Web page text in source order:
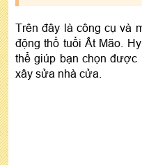
Trên đây là công cụ và
động thổ tuổi Ất Mão.
thể giúp bạn chọn được
xây sửa nhà cửa.